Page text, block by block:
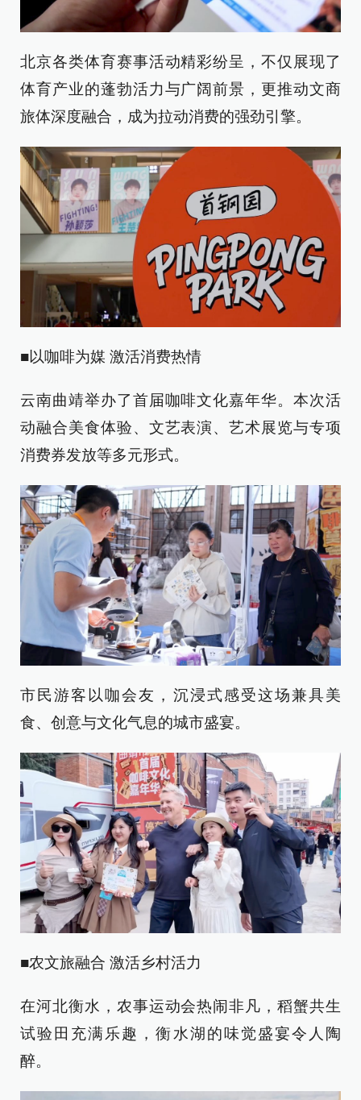
北京各类体育赛事活动精彩纷呈，不仅展现了
体育产业的蓬勃活力与广阔前景，更推动文商
旅体深度融合，成为拉动消费的强劲引擎。
■以咖啡为媒 激活消费热情
云南曲靖举办了首届咖啡文化嘉年华。本次活
动融合美食体验、文艺表演、艺术展览与专项
消费券发放等多元形式。
市民游客以咖会友，沉浸式感受这场兼具美
食、创意与文化气息的城市盛宴。
■农文旅融合 激活乡村活力
在河北衡水，农事运动会热闹非凡，稻蟹共生
试验田充满乐趣，衡水湖的味觉盛宴令人陶
醉。